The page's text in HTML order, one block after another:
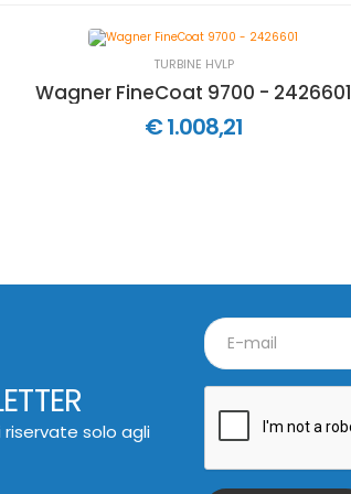
TURBINE HVLP
Wagner FineCoat 9700 - 2426601
€ 1.008,21
solo agli